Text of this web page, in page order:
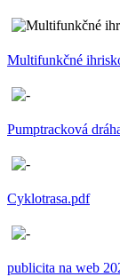
Multifunkčné
Pumptracková
Cyklotrasa.pdf
publicita na web